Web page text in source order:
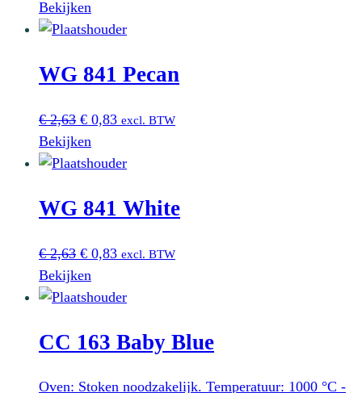
prijs
was:
is:
Bekijken
WG 841 Pecan
€2,63 Oorspronkelijke
prijs
was:
€ 0,83Huidige
is:
excl. BTW
Bekijken
WG 841 White
€2,63 Oorspronkelijke
prijs
was:
€ 0,83Huidige
is:
excl. BTW
Bekijken
CC 163 Baby Blue
Oven: Stoken noodzakelijk. Temperatuur: 1000 °C -